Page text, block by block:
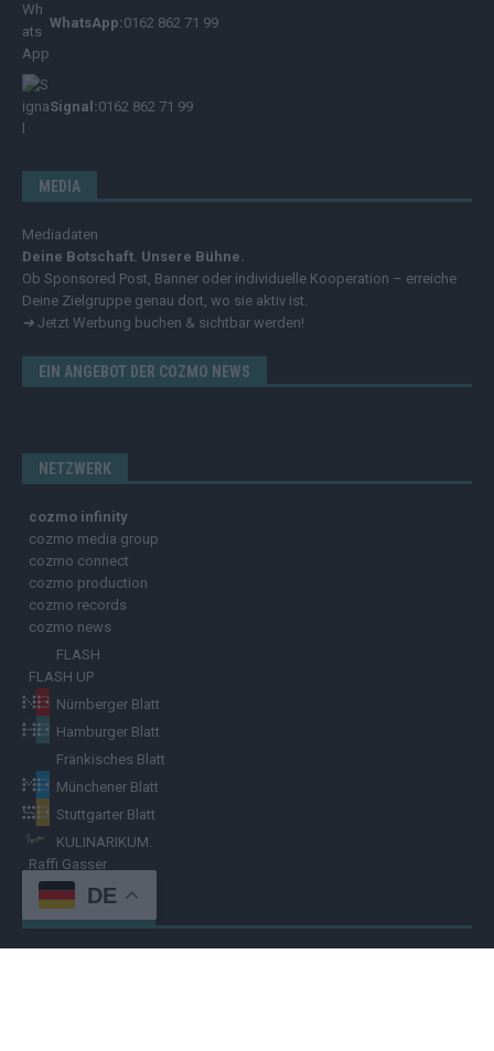
WhatsApp:0162 862 71 99
Signal:0162 862 71 99
MEDIA
Mediadaten
Deine Botschaft. Unsere Bühne.
Ob Sponsored Post, Banner oder individuelle Kooperation – erreiche
Deine Zielgruppe genau dort, wo sie aktiv ist.
➔ Jetzt Werbung buchen & sichtbar werden!
EIN ANGEBOT DER COZMO NEWS
NETZWERK
cozmo infinity
cozmo media group
cozmo connect
cozmo production
cozmo records
cozmo news
FLASH
FLASH UP
Nürnberger Blatt
Hamburger Blatt
Fränkisches Blatt
Münchener Blatt
Stuttgarter Blatt
KULINARIKUM.
Raffi Gasser
HINWEISGEBER
DE